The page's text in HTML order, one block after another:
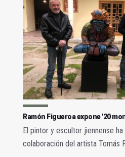
Ramón Figueroa expone '20
El pintor y escultor jiennense
colaboración del artista Tomás